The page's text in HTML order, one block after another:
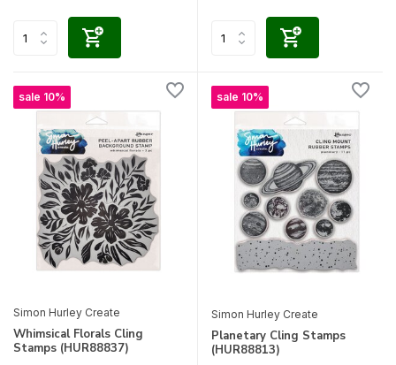
sale 10%
Simon Hurley Create
Whimsical Florals Cling
Stamps (HUR88837)
sale 10%
Simon Hurley Create
Planetary Cling Stamps
(HUR88813)